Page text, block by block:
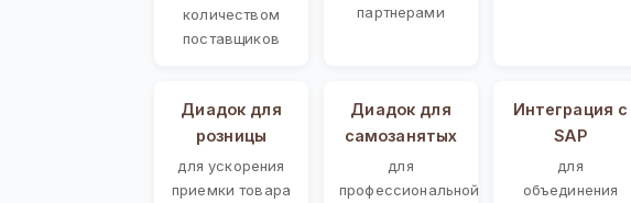
количеством
поставщиков
партнерами
Диадок для
розницы
для ускорения
приемки товара
Диадок для
самозанятых
для
профессиональной
Интеграция с
SAP
для
объединения